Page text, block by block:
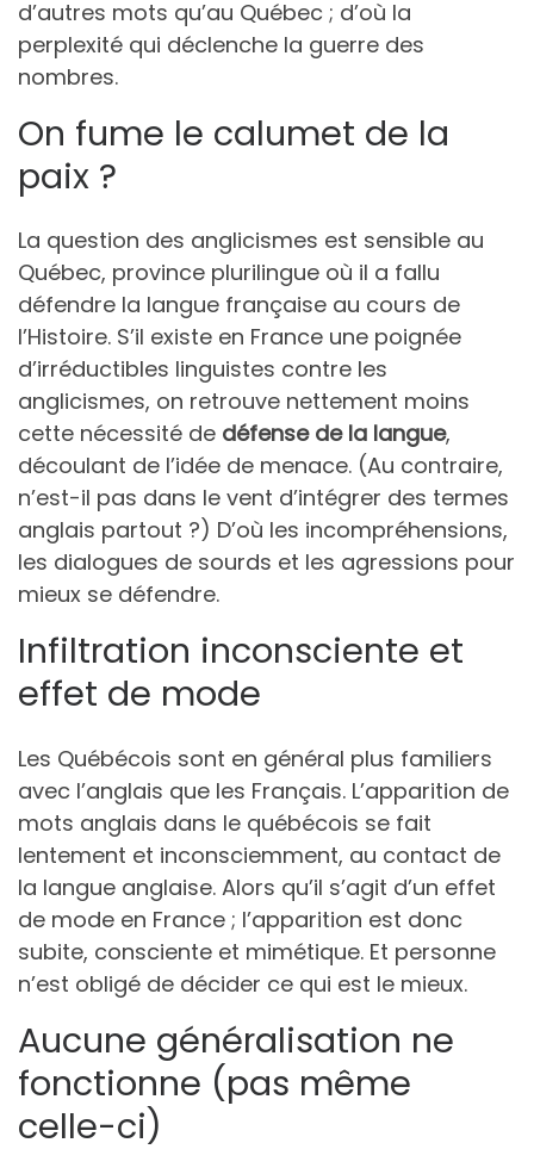
d’autres mots qu’au Québec ; d’où la
perplexité qui déclenche la guerre des
nombres.
On fume le calumet de la
paix ?
La question des anglicismes est sensible au
Québec, province plurilingue où il a fallu
défendre la langue française au cours de
l’Histoire. S’il existe en France une poignée
d’irréductibles linguistes contre les
anglicismes, on retrouve nettement moins
cette nécessité de défense de la langue,
découlant de l’idée de menace. (Au contraire,
n’est-il pas dans le vent d’intégrer des termes
anglais partout ?) D’où les incompréhensions,
les dialogues de sourds et les agressions pour
mieux se défendre.
Infiltration inconsciente et
effet de mode
Les Québécois sont en général plus familiers
avec l’anglais que les Français. L’apparition de
mots anglais dans le québécois se fait
lentement et inconsciemment, au contact de
la langue anglaise. Alors qu’il s’agit d’un effet
de mode en France ; l’apparition est donc
subite, consciente et mimétique. Et personne
n’est obligé de décider ce qui est le mieux.
Aucune généralisation ne
fonctionne (pas même
celle-ci)